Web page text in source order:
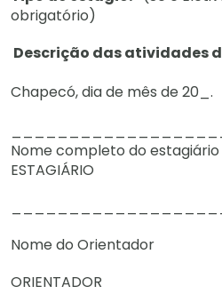
obrigatório)
Descrição das atividades
Chapecó, dia de mês de 20_.
Nome completo do estagiário
ESTAGIÁRIO
Nome do Orientador
ORIENTADOR